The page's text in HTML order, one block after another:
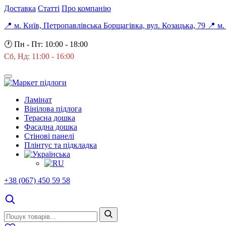
Доставка Статті Про компанію
📍 м. Київ, Петропавлівська Борщагівка, вул. Козацька, 79 📍 м.
🕐 Пн - Пт: 10:00 - 18:00
Сб, Нд: 11:00 - 16:00
Ламінат
Вінілова підлога
Терасна дошка
Фасадна дошка
Стінові панелі
Плінтус та підкладка
+38 (067) 450 59 58